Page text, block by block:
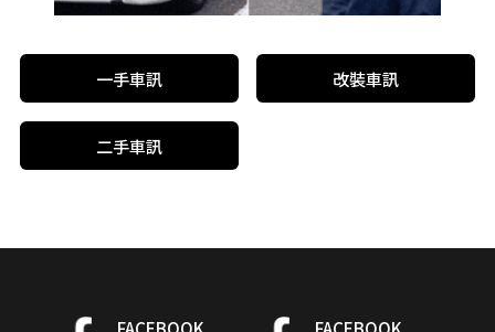
一手車訊 改裝車訊
二手車訊